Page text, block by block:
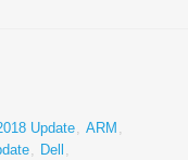
Update, ARM ,
, Dell ,